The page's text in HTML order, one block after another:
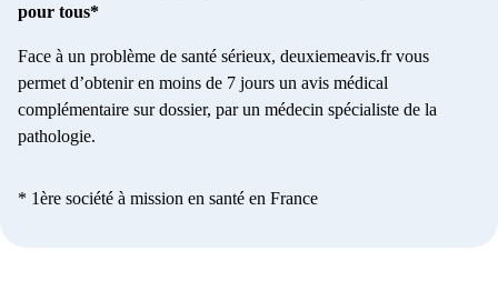
pour tous*
Face à un problème de santé sérieux, deuxiemeavis.fr vous
permet d’obtenir en moins de 7 jours un avis médical
complémentaire sur dossier, par un médecin spécialiste de la
pathologie.
* 1ère société à mission en santé en France